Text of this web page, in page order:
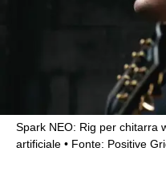
Spark NEO: Rig per chitarra
artificiale
Fonte: Positive